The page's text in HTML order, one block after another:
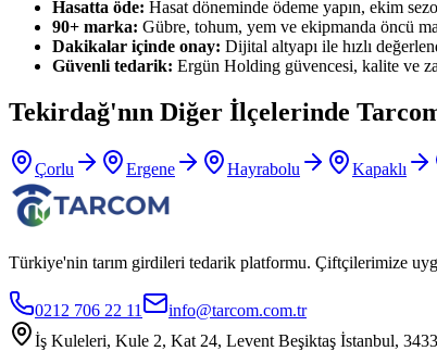
Hasatta öde: Hasat döneminde ödeme yapın, ekim
90+ marka: Gübre, tohum, yem ve ekipmanda öncü
Dakikalar içinde onay: Dijital altyapı ile hızlı
Güvenli tedarik: Ergün Holding güvencesi, kalite ve
Tekirdağ'nın Diğer İlçelerinde
Çorlu Ergene Hayrabolu Kapaklı
Türkiye'nin tarım girdileri tedarik platformu. Çiftçilerimize
0212 706 22 11
info@tarcom.com.tr
İş Kuleleri, Kule 2, Kat 24, Levent Beşiktaş İstanbul,